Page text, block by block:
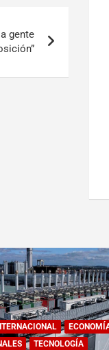
gente
TECNOLOGÍA